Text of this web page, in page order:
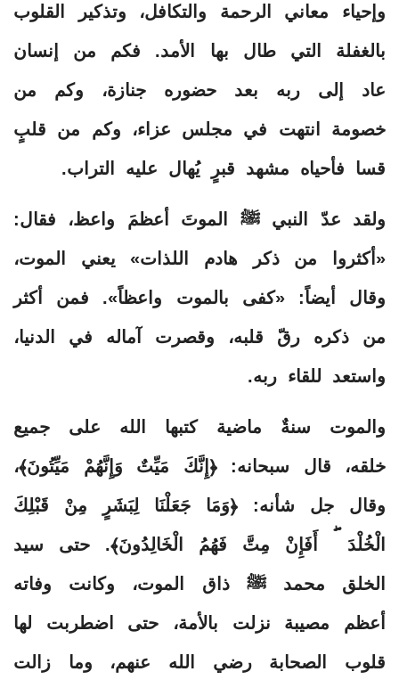
وإحياء معاني الرحمة والتكافل، وتذكير القلوب
بالغفلة التي طال بها الأمد. فكم من إنسان
عاد إلى ربه بعد حضوره جنازة، وكم من
خصومة انتهت في مجلس عزاء، وكم من قلبٍ
قسا فأحياه مشهد قبرٍ يُهال عليه التراب.
ولقد عدّ النبي ﷺ الموتَ أعظمَ واعظ، فقال:
«أكثروا من ذكر هادم اللذات» يعني الموت،
وقال أيضاً: «كفى بالموت واعظاً». فمن أكثر
من ذكره رقّ قلبه، وقصرت آماله في الدنيا،
واستعد للقاء ربه.
والموت سنةٌ ماضية كتبها الله على جميع
خلقه، قال سبحانه: ﴿إِنَّكَ مَيِّتٌ وَإِنَّهُمْ مَيِّتُونَ﴾،
وقال جل شأنه: ﴿وَمَا جَعَلْنَا لِبَشَرٍ مِنْ قَبْلِكَ
الْخُلْدَ ۖ أَفَإِنْ مِتَّ فَهُمُ الْخَالِدُونَ﴾. حتى سيد
الخلق محمد ﷺ ذاق الموت، وكانت وفاته
أعظم مصيبة نزلت بالأمة، حتى اضطربت لها
قلوب الصحابة رضي الله عنهم، وما زالت